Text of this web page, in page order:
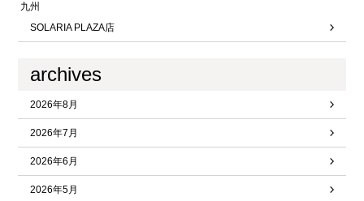
九州
SOLARIA PLAZA店
archives
2026年8月
2026年7月
2026年6月
2026年5月